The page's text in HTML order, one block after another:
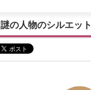
謎の人物のシルエット